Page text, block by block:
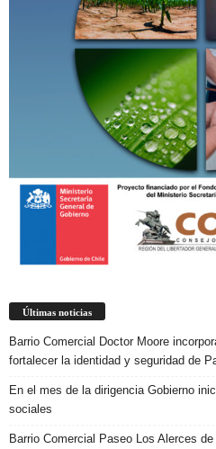
Últimas noticias
Barrio Comercial Doctor Moore
fortalecer la identidad y seguridad de
En el mes de la dirigencia Gobierno
sociales
Barrio Comercial Paseo Los Alerces